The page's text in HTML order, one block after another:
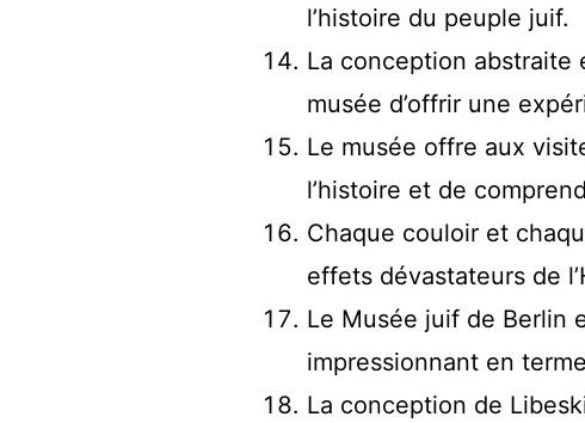
l’histoire du peuple juif.
La conception abstraite
musée d’offrir une
Le musée offre aux
l’histoire et de
Chaque couloir et
effets dévastateurs de
Le Musée juif de Berlin
impressionnant en
La conception de